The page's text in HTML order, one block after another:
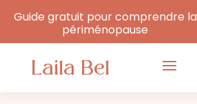
Laila Bel
Guide gratuit pour comprendre la
périménopause